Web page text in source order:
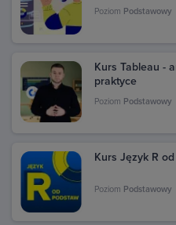
Poziom Podstawowy
Kurs Tableau -
praktyce
Poziom Podstawowy
Kurs Język R
Poziom Podstawowy